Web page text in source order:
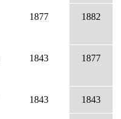
1877 1882
1843 1877
1843 1843